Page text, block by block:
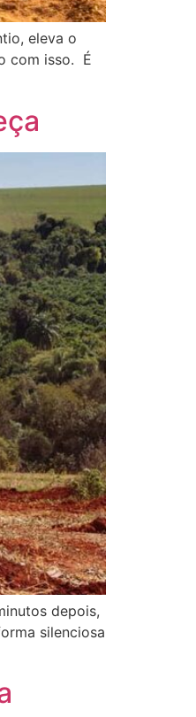
eleva o
com isso. É
depois,
silenciosa